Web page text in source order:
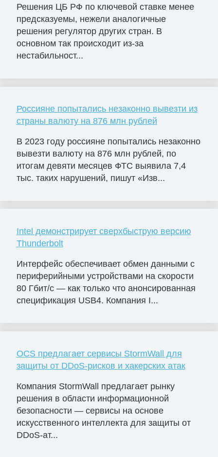
Решения ЦБ РФ по ключевой ставке менее
предсказуемы, нежели аналогичные
решения регулятор других стран. В
основном так происходит из-за
нестабильност...
Россияне попытались незаконно вывезти из
страны валюту на 876 млн рублей
В 2023 году россияне попытались незаконно
вывезти валюту на 876 млн рублей, по
итогам девяти месяцев ФТС выявила 7,4
тыс. таких нарушений, пишут «Изв...
Intel демонстрирует сверхбыструю версию
Thunderbolt
Интерфейс обеспечивает обмен данными с
периферийными устройствами на скорости
80 Гбит/с — как только что анонсированная
спецификация USB4. Компания I...
OCS предлагает сервисы StormWall для
защиты от DDoS-рисков и хакерских атак
Компания StormWall предлагает рынку
решения в области информационной
безопасности — сервисы на основе
искусственного интеллекта для защиты от
DDoS-ат...